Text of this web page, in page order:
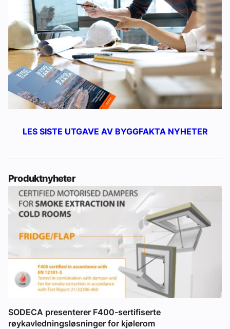
LES SISTE UTGAVE AV BYGGFAKTA NYHETER
Produktnyheter
SODECA presenterer F400-sertifiserte
røykavledningsløsninger for kjølerom